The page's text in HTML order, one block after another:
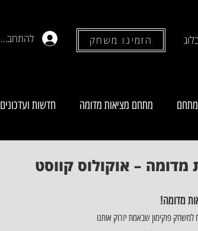
להתחברות הזמינו משחק
מתחם מציאות מדומה חדשות ועדכונים
מדומה – אוקולוס קווסט
מדומה!